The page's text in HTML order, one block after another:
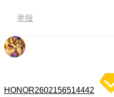
举报
HONOR2602156514442